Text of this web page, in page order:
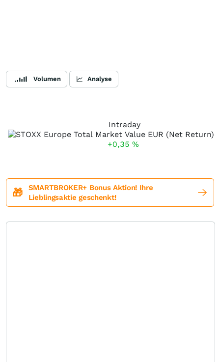
Volumen Analyse
Intraday
+0,35 %
🎁
SMARTBROKER+ Bonus Aktion! Ihre
Lieblingsaktie geschenkt!